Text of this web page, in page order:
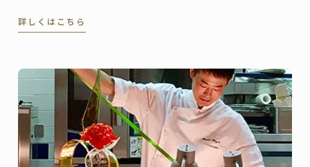
一般社団法人栄養検定協会の代表理事としてこの栄養
取得しました。
詳しくはこちら